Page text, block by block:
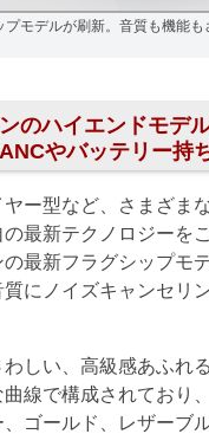
モデルが刷新。音質も機能
のハイエンドモデ
やバッテリー持
ー型など、さまざま
最新テクノロジーを
最新フラグシップモ
にノイズキャンセリ
しい、高級感あふれ
線で構成されており
ゴールド、レザーブ